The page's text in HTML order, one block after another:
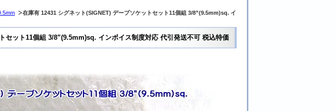
在庫有 12431 シグネット(SIGNET) デープソケットセット11個組 3/8”(9.5mm)sq. イ
セット11個組 3/8”(9.5mm)sq. インボイス制度対応 代引発送不可 税込特価